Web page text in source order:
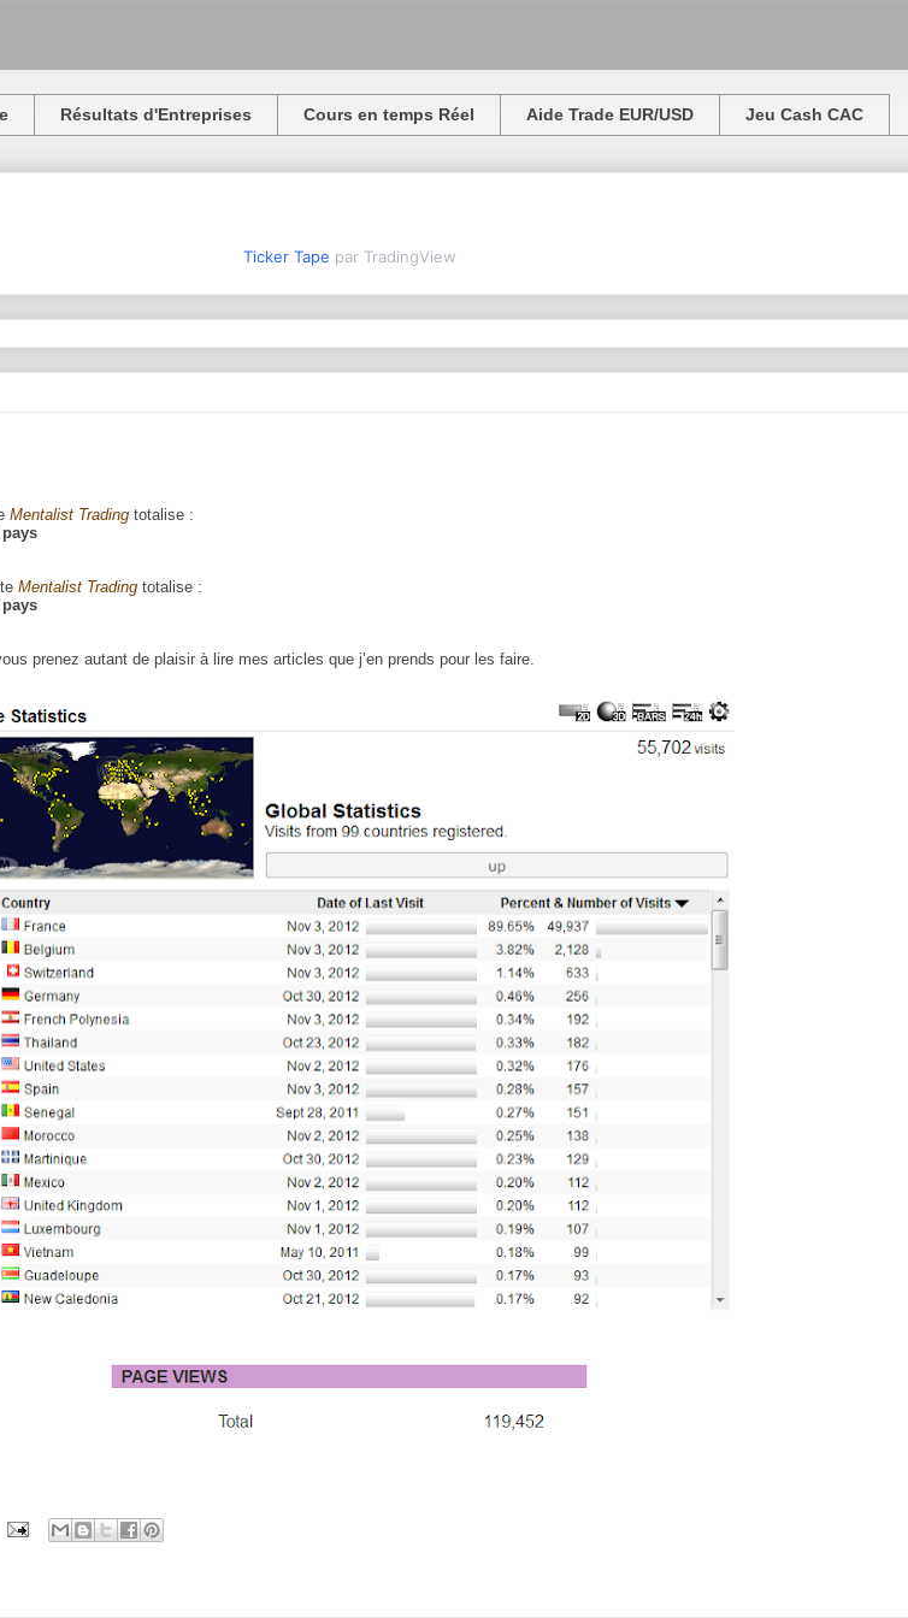
Résultats d'Entreprises Cours en temps Réel Aide Trade EUR/USD Jeu Cash CAC
Ticker Tape par TradingView
Mentalist Trading totalise :
pays
Mentalist Trading totalise :
pays
prenez autant de plaisir à lire mes articles que j’en prends pour les faire.